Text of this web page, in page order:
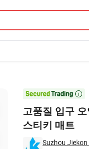

고품질 입구
스티키 매트
Suzhou Jiekon